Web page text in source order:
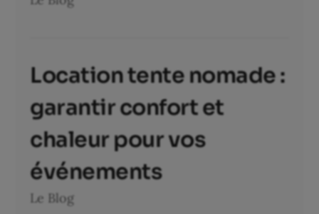
Location tente nomade :
garantir confort et
chaleur pour vos
événements
Le Blog